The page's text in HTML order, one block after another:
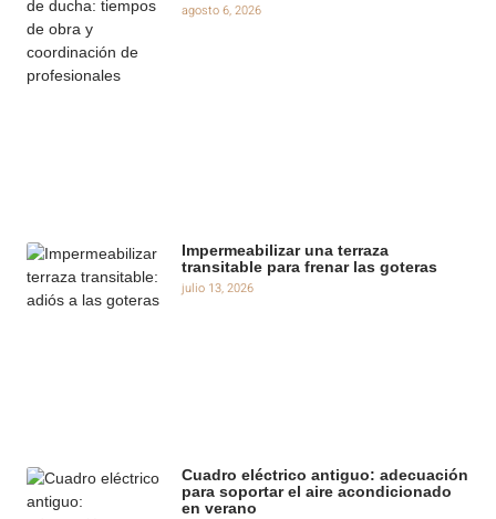
agosto 6, 2026
Impermeabilizar una terraza
transitable para frenar las goteras
julio 13, 2026
Cuadro eléctrico antiguo: adecuación
para soportar el aire acondicionado
en verano